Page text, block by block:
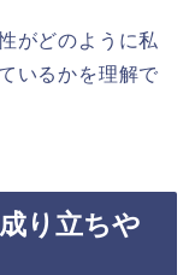
がどのように私
いるかを理解で
り立ちや